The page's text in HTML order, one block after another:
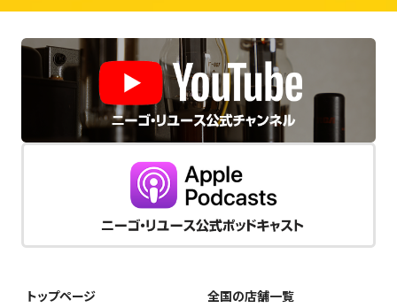
トップページ
全国の店舗一覧